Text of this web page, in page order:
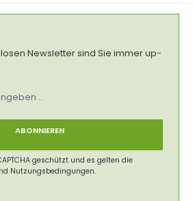
Newsletter sind Sie immer up-
ABONNIEREN
geschützt und es gelten die
Nutzungsbedingungen.